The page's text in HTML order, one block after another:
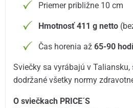
Priemer približne 10 cm
Hmotnosť 411 g netto
Čas horenia až65-90
Sviečky sa vyrábajú v Taliansku,
dodržané všetky normy
O sviečkach PRICE´S